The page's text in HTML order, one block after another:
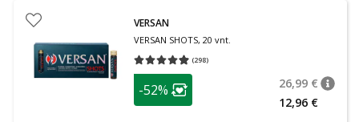
VERSAN
VERSAN SHOTS, 20 vnt.
(298)
Vidutinis įvertinimas 4.93
patarimas
Lojalumo klubo narių nuolaida
-52% 26,99 €
12,96 €